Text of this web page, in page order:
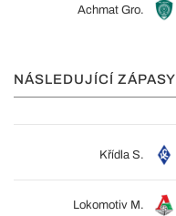
Achmat Gro.
NÁSLEDUJÍCÍ ZÁPASY
Křídla S.
Lokomotiv M.